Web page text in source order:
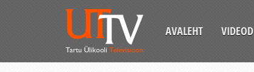
AVALEHT VIDEOD